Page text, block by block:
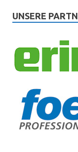
UNSERE